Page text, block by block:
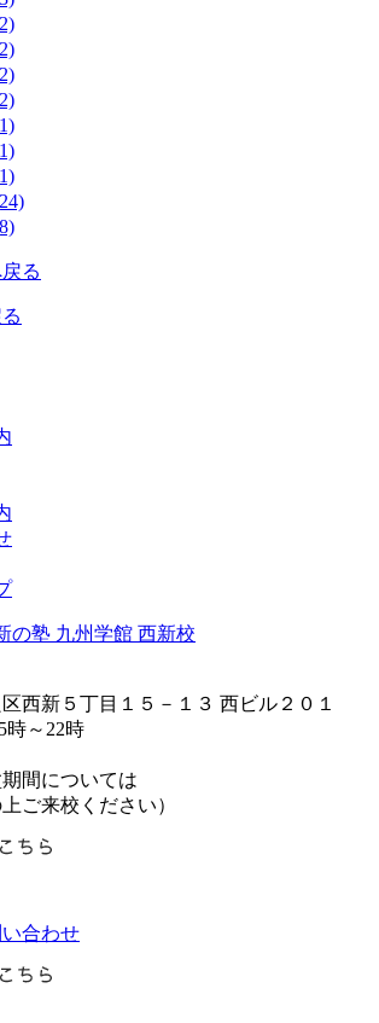
西新５丁目１５－１３ 西ビル２０１
時～22時
期間については
ご来校ください）